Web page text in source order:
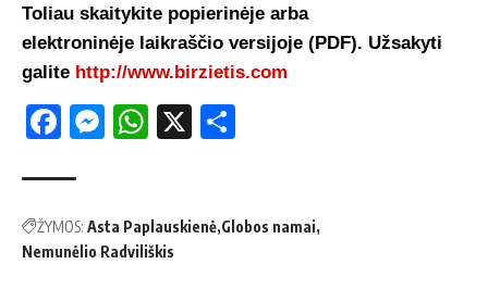
Toliau skaitykite popierinėje arba
elektroninėje laikraščio versijoje (PDF). Užsakyti
galite http://www.birzietis.com
Facebook
Messenger
WhatsApp
X
ŽYMOS: Asta Paplauskienė Globos namai
Nemunėlio Radviliškis